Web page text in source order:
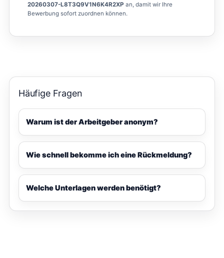
20260307-L8T3Q9V1N6K4R2XP an, damit wir Ihre
Bewerbung sofort zuordnen können.
Häufige Fragen
Warum ist der Arbeitgeber anonym?
Wie schnell bekomme ich eine Rückmeldung?
Welche Unterlagen werden benötigt?